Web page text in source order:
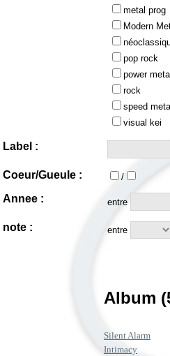
metal prog
Modern
pop rock
power
rock
speed
visual kei
Label :
Coeur/Gueule : /
Annee : entre
note : entre
Album
Silent Alarm
Intimacy